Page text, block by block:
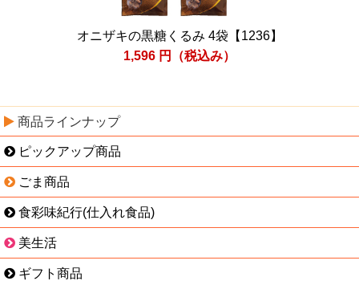
オニザキの黒糖くるみ 4袋【1236】
1,596 円（税込み）
商品ラインナップ
ピックアップ商品
ごま商品
食彩味紀行(仕入れ食品)
美生活
ギフト商品